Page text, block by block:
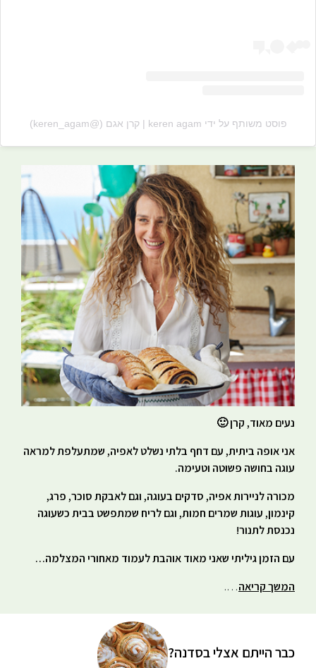
נעים מאוד, קרן 🙂
אני אופה ביתית, עם דחף בלתי נשלט לאפיה, שמתעלפת למראה
עוגה בחושה פשוטה וטעימה.
מכורה לניירות אפיה, סדקים בעוגה, וגם לאבקת סוכר, פרג,
קינמון, עוגות שמרים חמות, וגם לריח שמתפשט בבית כשעוגה
נכנסת לתנור!
עם הזמן גיליתי שאני מאוד אוהבת לעמוד מאחורי המצלמה…
המשך קריאה….
כבר הייתם אצלי בסדנה?
פוסט משותף על ידי ‏‎keren agam | קרן אגם‎‏ (@‏‎keren_agam‎‏)